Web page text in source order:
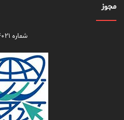
مجوز
شماره ۹۴۰۲۱